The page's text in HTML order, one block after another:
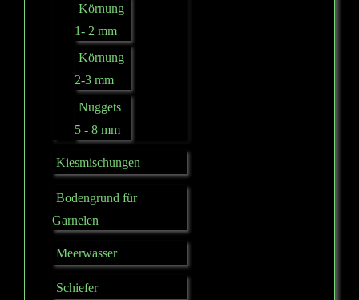
Körnung
1- 2 mm
Körnung
2-3 mm
Nuggets
5 - 8 mm
Kiesmischungen
Bodengrund für
Garnelen
Meerwasser
Schiefer